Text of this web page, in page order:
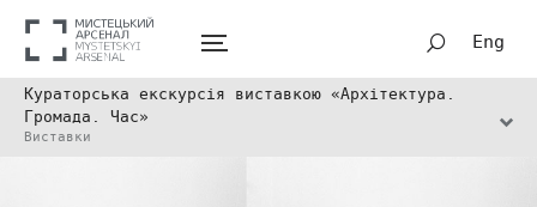
Eng
Кураторська екскурсія виставкою «Архітектура.
Громада. Час»
Виставки